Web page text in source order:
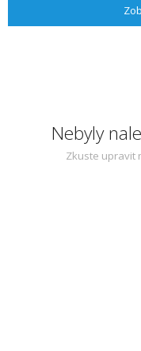
Nebyly
Zkuste upravit